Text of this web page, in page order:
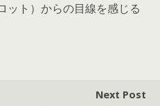
ット）からの目線を感じる
Next Post